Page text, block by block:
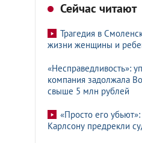
Сейчас читают
Трагедия в
жизни женщины и
«Несправедливость»:
компания задолжала
свыше 5 млн рублей
«Просто его убьют»:
Карлсону предрекли